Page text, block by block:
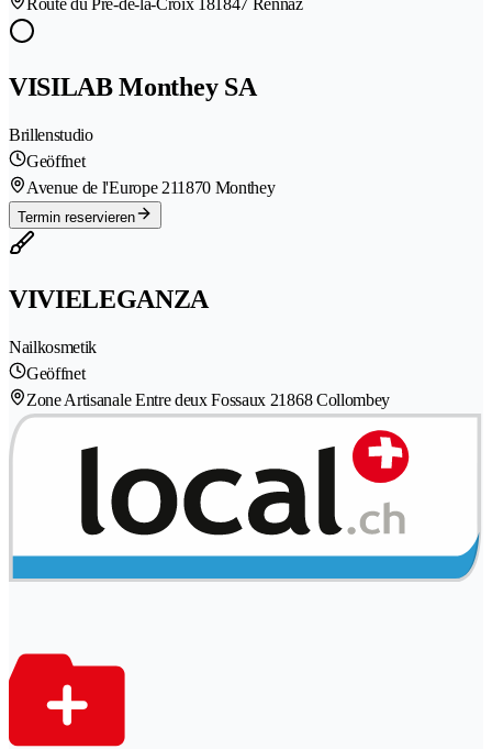
Route du Pré-de-la-Croix 181847 Rennaz
VISILAB Monthey SA
Brillenstudio
Geöffnet
Avenue de l'Europe 211870 Monthey
Termin reservieren
VIVIELEGANZA
Nailkosmetik
Geöffnet
Zone Artisanale Entre deux Fossaux 21868 Collombey